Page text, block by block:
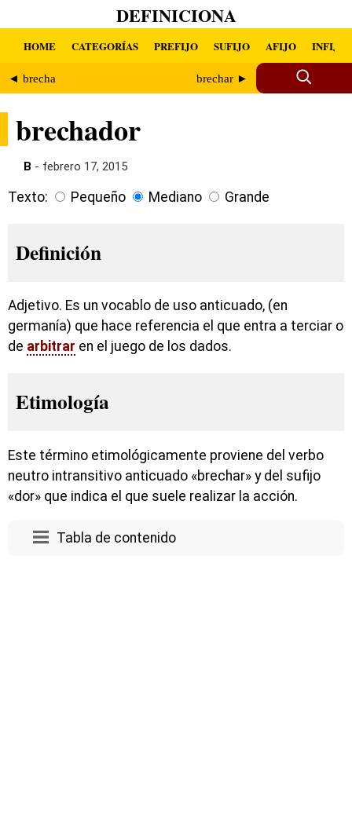
DEFINICIONA
HOME CATEGORÍAS PREFIJO SUFIJO AFIJO INFIJO
◄ brecha brechar ►
brechador
B - febrero 17, 2015
Texto: Pequeño Mediano Grande
Definición
Adjetivo. Es un vocablo de uso anticuado, (en
germanía) que hace referencia el que entra a terciar o
de arbitrar en el juego de los dados.
Etimología
Este término etimológicamente proviene del verbo
neutro intransitivo anticuado «brechar» y del sufijo
«dor» que indica el que suele realizar la acción.
Tabla de contenido